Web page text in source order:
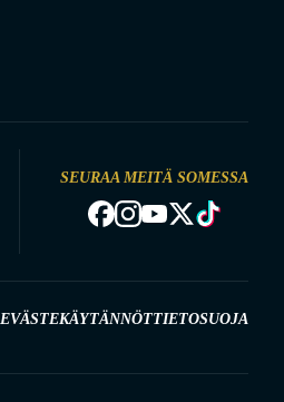
SEURAA MEITÄ SOMESSA
EVÄSTEKÄYTÄNNÖTTIETOSUOJA